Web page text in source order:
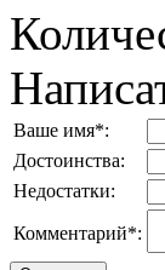
Ваше имя*:
Достоинства:
Недостатки:
Комментарий*: